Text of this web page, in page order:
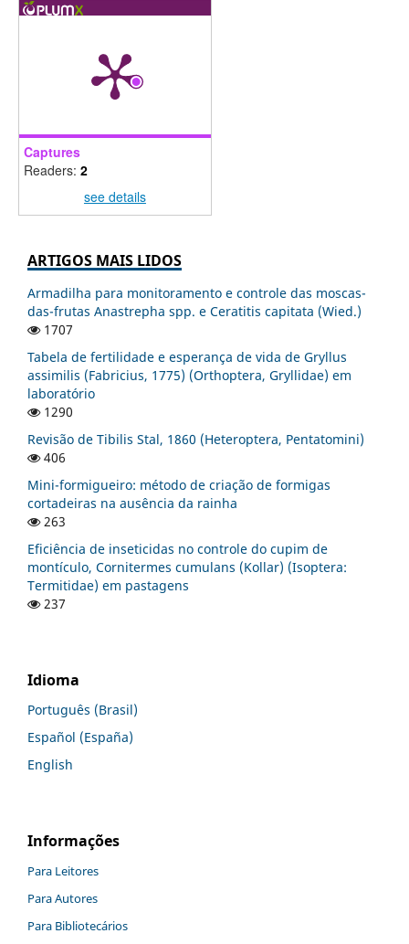
Captures
Readers: 2
see details
ARTIGOS MAIS LIDOS
Armadilha para monitoramento e controle das moscas-
das-frutas Anastrepha spp. e Ceratitis capitata (Wied.)
1707
Tabela de fertilidade e esperança de vida de Gryllus
assimilis (Fabricius, 1775) (Orthoptera, Gryllidae) em
laboratório
1290
Revisão de Tibilis Stal, 1860 (Heteroptera, Pentatomini)
406
Mini-formigueiro: método de criação de formigas
cortadeiras na ausência da rainha
263
Eficiência de inseticidas no controle do cupim de
montículo, Cornitermes cumulans (Kollar) (Isoptera:
Termitidae) em pastagens
237
Idioma
Português (Brasil)
Español (España)
English
Informações
Para Leitores
Para Autores
Para Bibliotecários